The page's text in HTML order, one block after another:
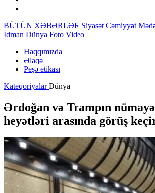
BÜTÜN XƏBƏRLƏR Siyasət Cəmiyyət
İdman Dünya Foto Video
Haqqımızda
Əlaqə
Peşə etikası
KateqoriyalarDünya
Ərdoğan və Trampın
heyətləri arasında görüş